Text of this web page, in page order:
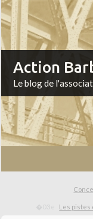
Action
Le blog de
Les pistes